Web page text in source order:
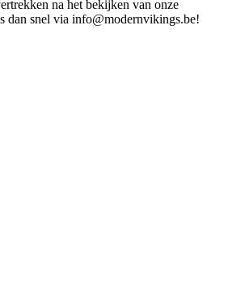
na het bekijken van onze
dan snel via info@modernvikings.be!